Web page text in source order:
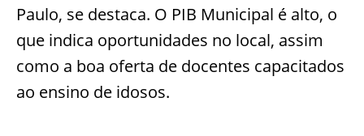
Paulo, se destaca. O PIB Municipal é alto, o
que indica oportunidades no local, assim
como a boa oferta de docentes capacitados
ao ensino de idosos.